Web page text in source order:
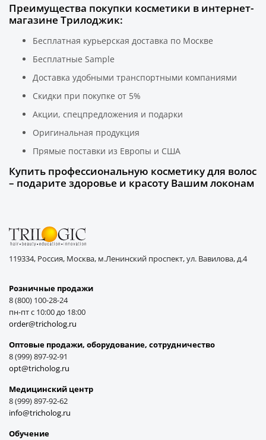
Преимущества покупки косметики в интернет-
магазине Трилоджик:
Бесплатная курьерская доставка по Москве
Бесплатные Sample
Доставка удобными транспортными компаниями
Скидки при покупке от 5%
Акции, спецпредложения и подарки
Оригинальная продукция
Прямые поставки из Европы и США
Купить профессиональную косметику для волос
– подарите здоровье и красоту Вашим локонам
119334, Россия, Москва, м.Ленинский проспект, ул. Вавилова, д.4
Розничные продажи
8 (800) 100-28-24
пн-пт с 10:00 до 18:00
order@tricholog.ru
Оптовые продажи, оборудование, cотрудничество
8 (999) 897-92-91
opt@tricholog.ru
Медицинский центр
8 (999) 897-92-62
info@tricholog.ru
Обучение